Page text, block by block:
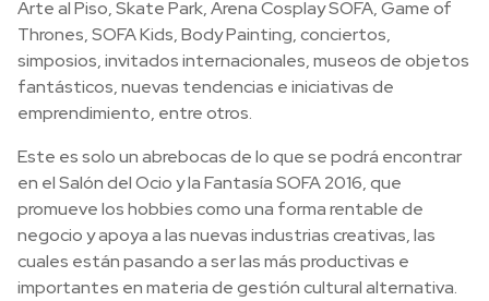
Arte al Piso, Skate Park, Arena Cosplay SOFA, Game of
Thrones, SOFA Kids, Body Painting, conciertos,
simposios, invitados internacionales, museos de objetos
fantásticos, nuevas tendencias e iniciativas de
emprendimiento, entre otros.
Este es solo un abrebocas de lo que se podrá encontrar
en el Salón del Ocio y la Fantasía SOFA 2016, que
promueve los hobbies como una forma rentable de
negocio y apoya a las nuevas industrias creativas, las
cuales están pasando a ser las más productivas e
importantes en materia de gestión cultural alternativa.